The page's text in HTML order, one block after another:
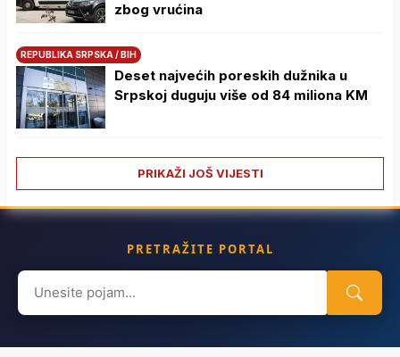
zbog vrućina
REPUBLIKA SRPSKA / BIH
Deset najvećih poreskih dužnika u
Srpskoj duguju više od 84 miliona KM
PRIKAŽI JOŠ VIJESTI
PRETRAŽITE PORTAL
Search
for: